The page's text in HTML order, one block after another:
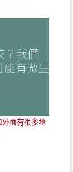
面有很多地